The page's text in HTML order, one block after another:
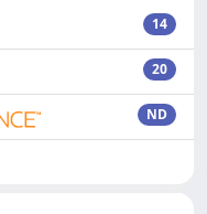
14
20
ND